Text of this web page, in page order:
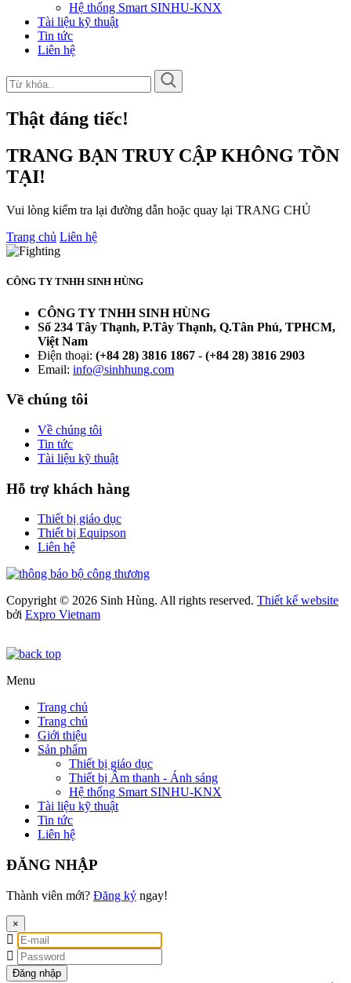
Hệ thống Smart SINHU-KNX
Tài liệu kỹ thuật
Tin tức
Liên hệ
Thật đáng tiếc!
TRANG BẠN TRUY CẬP KHÔNG TỒN
TẠI!
Vui lòng kiểm tra lại đường dẫn hoặc quay lại TRANG CHỦ
Trang chủ Liên hệ
CÔNG TY TNHH SINH HÙNG
CÔNG TY TNHH SINH HÙNG
Số 234 Tây Thạnh, P.Tây Thạnh, Q.Tân Phú, TPHCM,
Việt Nam
Điện thoại: (+84 28) 3816 1867 - (+84 28) 3816 2903
Email: info@sinhhung.com
Về chúng tôi
Về chúng tôi
Tin tức
Tài liệu kỹ thuật
Hỗ trợ khách hàng
Thiết bị giáo dục
Thiết bị Equipson
Liên hệ
Copyright © 2026 Sinh Hùng. All rights reserved. Thiết kế website
bởi Expro Vietnam
Menu
Trang chủ
Trang chủ
Giới thiệu
Sản phẩm
Thiết bị giáo dục
Thiết bị Âm thanh - Ánh sáng
Hệ thống Smart SINHU-KNX
Tài liệu kỹ thuật
Tin tức
Liên hệ
ĐĂNG NHẬP
Thành viên mới? Đăng ký ngay!
×
Đăng nhập